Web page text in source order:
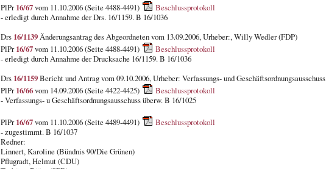
PlPr16/67vom 11.10.2006 (Seite 4488-4491)
Beschlussprotokoll
- erledigt durch Annahme der Drs. 16/1159. B 16/1036
Drs 16/1139Änderungsantrag des Abgeordneten vom 13.09.2006, Urheber:, Willy Wedler (FDP)
PlPr16/67vom 11.10.2006 (Seite 4488-4491)
Beschlussprotokoll
- erledigt durch Annahme der Drucksache 16/1159. B 16/1036
Drs 16/1159Bericht und Antrag vom 09.10.2006, Urheber: Verfassungs- und Geschäftsordnungsausschuss
PlPr16/66vom 14.09.2006 (Seite 4422-4425)
Beschlussprotokoll
- Verfassungs- u Geschäftsordnungsausschuss überw. B 16/1025
PlPr16/67vom 11.10.2006 (Seite 4489-4491)
Beschlussprotokoll
- zugestimmt. B 16/1037
Redner:
Linnert, Karoline (Bündnis 90/Die Grünen)
Pflugradt, Helmut (CDU)